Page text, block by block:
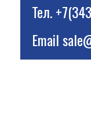
Тел.
Email